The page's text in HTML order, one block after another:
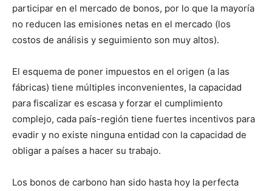
participar en el mercado de bonos, por lo que la mayoría
no reducen las emisiones netas en el mercado (los
costos de análisis y seguimiento son muy altos).
El esquema de poner impuestos en el origen (a las
fábricas) tiene múltiples inconvenientes, la capacidad
para fiscalizar es escasa y forzar el cumplimiento
complejo, cada país-región tiene fuertes incentivos para
evadir y no existe ninguna entidad con la capacidad de
obligar a países a hacer su trabajo.
Los bonos de carbono han sido hasta hoy la perfecta